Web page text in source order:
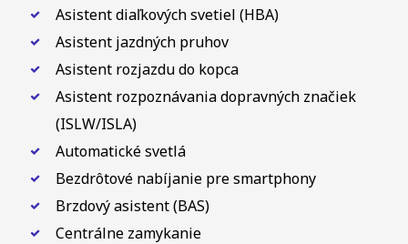
Asistent diaľkových svetiel (HBA)
Asistent jazdných pruhov
Asistent rozjazdu do kopca
Asistent rozpoznávania dopravných značiek
(ISLW/ISLA)
Automatické svetlá
Bezdrôtové nabíjanie pre smartphony
Brzdový asistent (BAS)
Centrálne zamykanie